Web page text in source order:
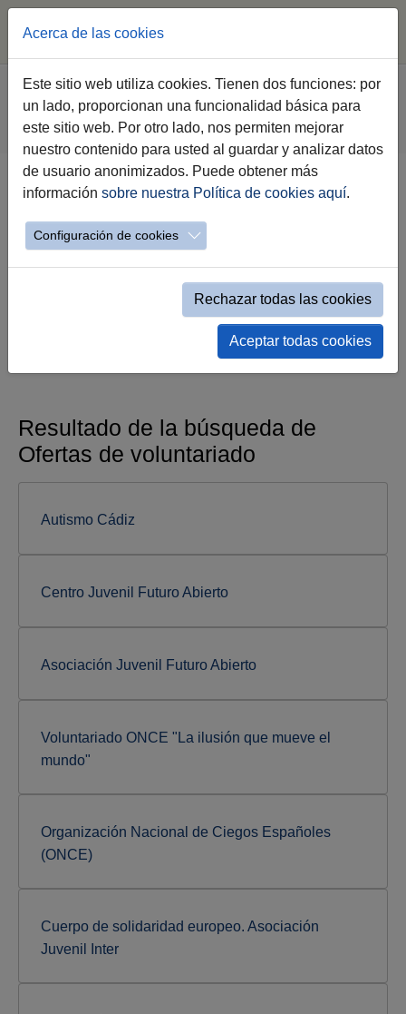
Saltar al contenido principal
Estás aquí:
Jerez.es Webs Municipales
Voluntariado
Haz Voluntariado
Catálogo de voluntariado
Catálogo de voluntariado mostrar list
Catálogo de Voluntariado
Resultado de la búsqueda de
Ofertas de voluntariado
Autismo Cádiz
Centro Juvenil Futuro Abierto
Asociación Juvenil Futuro Abierto
Voluntariado ONCE "La ilusión que mueve el
mundo"
Organización Nacional de Ciegos Españoles
(ONCE)
Cuerpo de solidaridad europeo. Asociación
Juvenil Inter
Acerca de las cookies
Este sitio web utiliza cookies. Tienen dos funciones: por
un lado, proporcionan una funcionalidad básica para
este sitio web. Por otro lado, nos permiten mejorar
nuestro contenido para usted al guardar y analizar datos
de usuario anonimizados. Puede obtener más
información sobre nuestra Política de cookies aquí.
Configuración de cookies
Rechazar todas las cookies
Aceptar todas cookies